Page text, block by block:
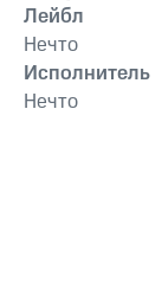
Лейбл
Нечто
Исполнитель
Нечто